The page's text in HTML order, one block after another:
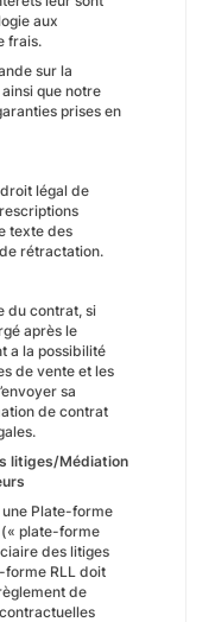
aux
frais.
sur la
que notre
prises en
légal de
texte des
rétractation.
du contrat, si
après le
a la possibilité
de vente et les
sa
de contrat
litiges/Médiation
une Plate-forme
(« plate-forme
des litiges
forme RLL doit
de